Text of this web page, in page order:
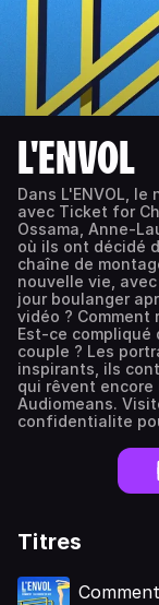
L'ENVOL
Dans L'ENVOL,
avec Ticket for
Ossama, Anne-
où ils ont décidé
chaîne de
nouvelle vie,
jour boulanger
vidéo ? Comment
Est-ce compliqué
couple ? Les
inspirants, ils
qui rêvent encore
Audiomeans.
confidentialite
Titres